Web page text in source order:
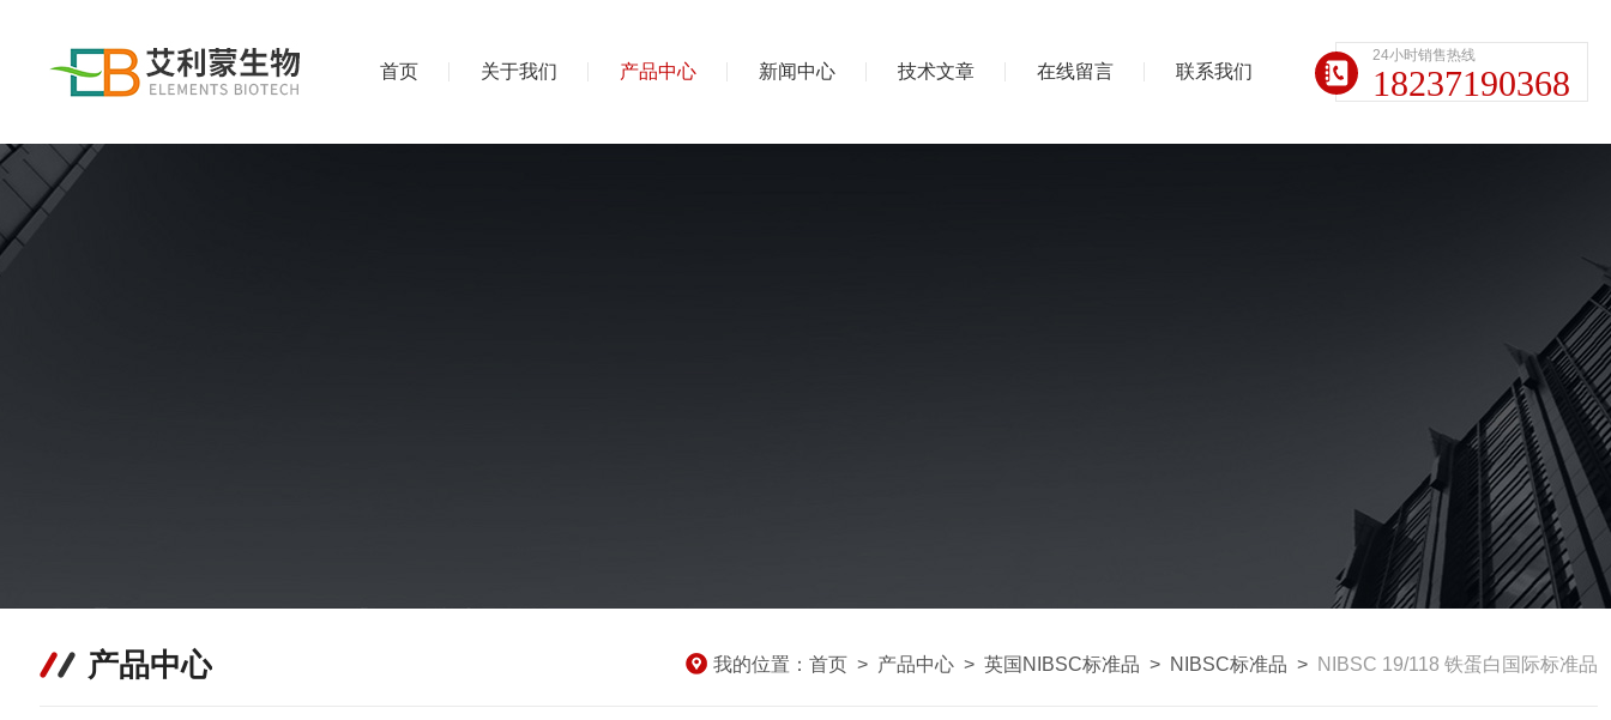
首页 关于我们 产品中心 新闻中心 技术文章 在线留言 联系我们
24小时销售热线
18237190368
产品中心 我的位置： 首页 > 产品中心 > 英国NIBSC标准品 > NIBSC标准品 > NIBSC 19/118 铁蛋白国际标准品